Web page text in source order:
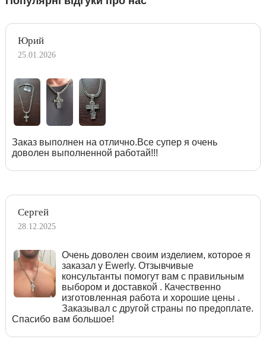
Юрий
25.01.2026
Заказ выполнен на отлично.Все супер я очень
доволен выполненной работай!!!
Сергей
28.12.2025
Очень доволен своим изделием, которое я
заказал у Ewerly. Отзывчивые
консультанты помогут вам с правильным
выбором и доставкой . Качественно
изготовленная работа и хорошие цены .
Заказывал с другой страны по предоплате.
Спасибо вам большое!